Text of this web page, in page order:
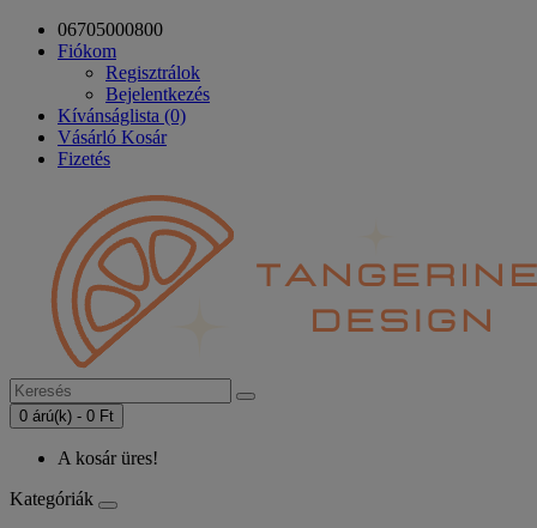
06705000800
Fiókom
Regisztrálok
Bejelentkezés
Kívánságlista (0)
Vásárló Kosár
Fizetés
0 árú(k) - 0 Ft
A kosár üres!
Kategóriák